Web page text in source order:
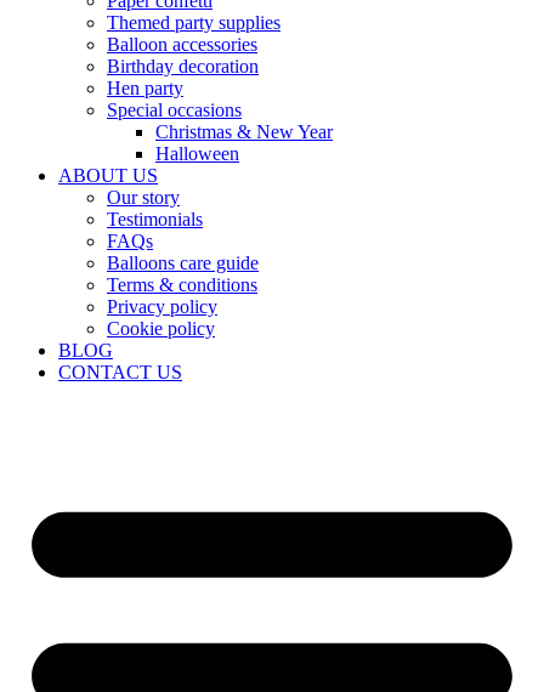
Themed party supplies
Balloon accessories
Birthday decoration
Hen party
Special occasions
Christmas & New Year
Halloween
ABOUT US
Our story
Testimonials
FAQs
Balloons care guide
Terms & conditions
Privacy policy
Cookie policy
BLOG
CONTACT US